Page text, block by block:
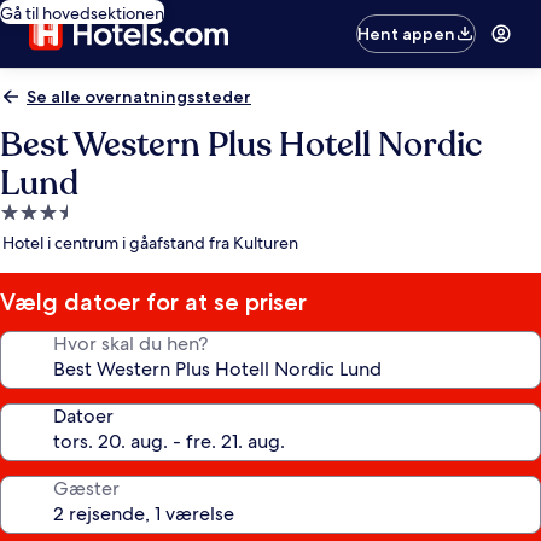
Gå til hovedsektionen
Hent appen
Se alle overnatningssteder
Best Western Plus Hotell Nordic
Lund
3.5-
stjernet
Hotel i centrum i gåafstand fra Kulturen
Vælg datoer for at se priser
Hvor skal du hen?
Datoer
Gæster